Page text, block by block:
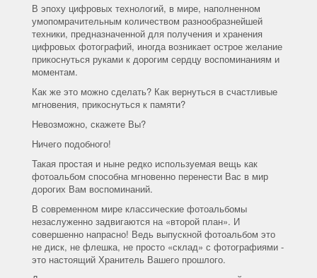
В эпоху цифровых технологий, в мире, наполненном
умопомрачительным количеством разнообразнейшей
техники, предназначенной для получения и хранения
цифровых фотографий, иногда возникает острое желание
прикоснуться руками к дорогим сердцу воспоминаниям и
моментам.
Как же это можно сделать? Как вернуться в счастливые
мгновения, прикоснуться к памяти?
Невозможно, скажете Вы?
Ничего подобного!
Такая простая и ныне редко используемая вещь как
фотоальбом способна мгновенно перенести Вас в мир
дорогих Вам воспоминаний.
В современном мире классические фотоальбомы
незаслуженно задвигаются на «второй план». И
совершенно напрасно! Ведь выпускной фотоальбом это
не диск, не флешка, не просто «склад» с фотографиями -
это настоящий Хранитель Вашего прошлого.